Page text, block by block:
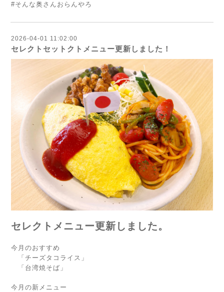
#そんな奥さんおらんやろ
2026-04-01 11:02:00
セレクトセットクトメニュー更新しました！
セレクトメニュー更新しました。
今月のおすすめ
「チーズタコライス」
「台湾焼そば」
今月の新メニュー